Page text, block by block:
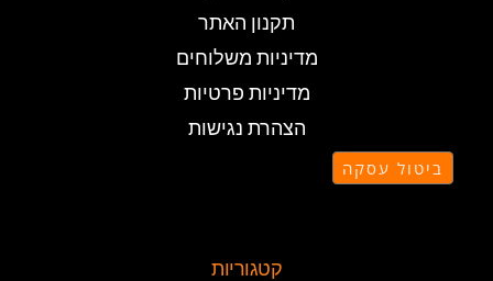
קטגוריות
תקנון האתר
מדיניות משלוחים
מדיניות פרטיות
הצהרת נגישות
ביטול עסקה